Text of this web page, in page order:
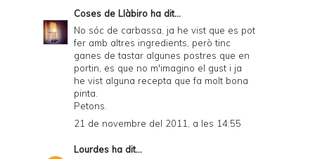
Coses de Llàbiro ha dit...
No sóc de carbassa, ja he vist que es pot
fer amb altres ingredients, però tinc
ganes de tastar algunes postres que en
portin, es que no m'imagino el gust i ja
he vist alguna recepta que fa molt bona
pinta.
Petons.
21 de novembre del 2011, a les 14:55
Lourdes ha dit...